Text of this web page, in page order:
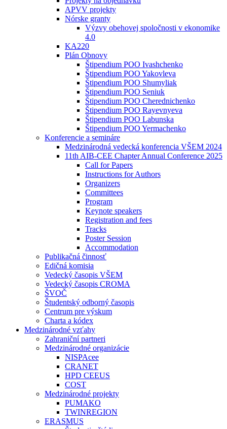
APVV projekty
Nórske granty
Výzvy obehovej spoločnosti v ekonomike
4.0
KA220
Plán Obnovy
Štipendium POO Ivashchenko
Štipendium POO Yakovleva
Štipendium POO Shumyliak
Štipendium POO Seniuk
Štipendium POO Cherednichenko
Štipendium POO Rayevnyeva
Štipendium POO Labunska
Štipendium POO Yermachenko
Konferencie a semináre
Medzinárodná vedecká konferencia VŠEM 2024
11th AIB-CEE Chapter Annual Conference 2025
Call for Papers
Instructions for Authors
Organizers
Committees
Program
Keynote speakers
Registration and fees
Tracks
Poster Session
Accommodation
Publikačná činnosť
Edičná komisia
Vedecký časopis VŠEM
Vedecký časopis CROMA
ŠVOČ
Študentský odborný časopis
Centrum pre výskum
Charta a kódex
Medzinárodné vzťahy
Zahraniční partneri
Medzinárodné organizácie
NISPAcee
CRANET
HPD CEEUS
COST
Medzinárodné projekty
PUMAKO
TWINREGION
ERASMUS